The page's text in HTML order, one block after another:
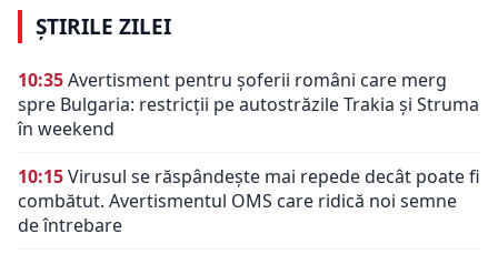
ȘTIRILE ZILEI
10:35Avertisment pentru șoferii români care merg
spre Bulgaria: restricții pe autostrăzile Trakia și Struma
în weekend
10:15Virusul se răspândește mai repede decât poate fi
combătut. Avertismentul OMS care ridică noi semne
de întrebare